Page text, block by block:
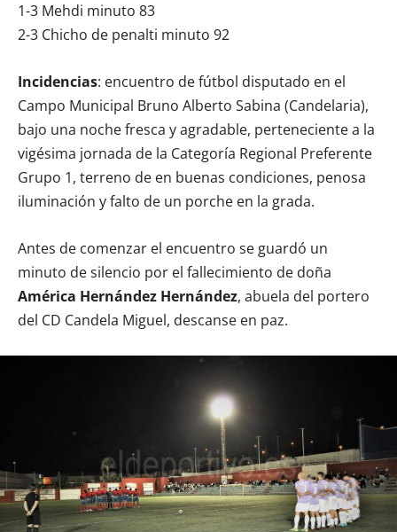
1-3 Mehdi minuto 83
2-3 Chicho de penalti minuto 92
Incidencias: encuentro de fútbol disputado en el
Campo Municipal Bruno Alberto Sabina (Candelaria),
bajo una noche fresca y agradable, perteneciente a la
vigésima jornada de la Categoría Regional Preferente
Grupo 1, terreno de en buenas condiciones, penosa
iluminación y falto de un porche en la grada.
Antes de comenzar el encuentro se guardó un
minuto de silencio por el fallecimiento de doña
América Hernández Hernández, abuela del portero
del CD Candela Miguel, descanse en paz.